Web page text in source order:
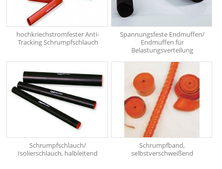
hochkriechstromfester Anti-
Tracking Schrumpfschlauch
Spannungsfeste Endmuffen/
Endmuffen für
Belastungsverteilung
Schrumpfschlauch/
Isolierschlauch, halbleitend
Schrumpfband,
selbstverschweißend